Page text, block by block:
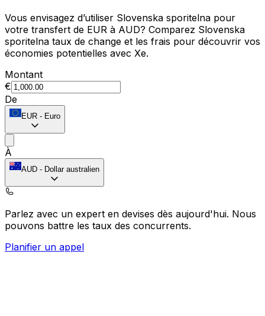
Vous envisagez d’utiliser Slovenska sporitelna pour
votre transfert de EUR à AUD? Comparez Slovenska
sporitelna taux de change et les frais pour découvrir vos
économies potentielles avec Xe.
Montant
€
De
EUR - Euro
À
AUD - Dollar australien
Parlez avec un expert en devises dès aujourd'hui. Nous
pouvons battre les taux des concurrents.
Planifier un appel